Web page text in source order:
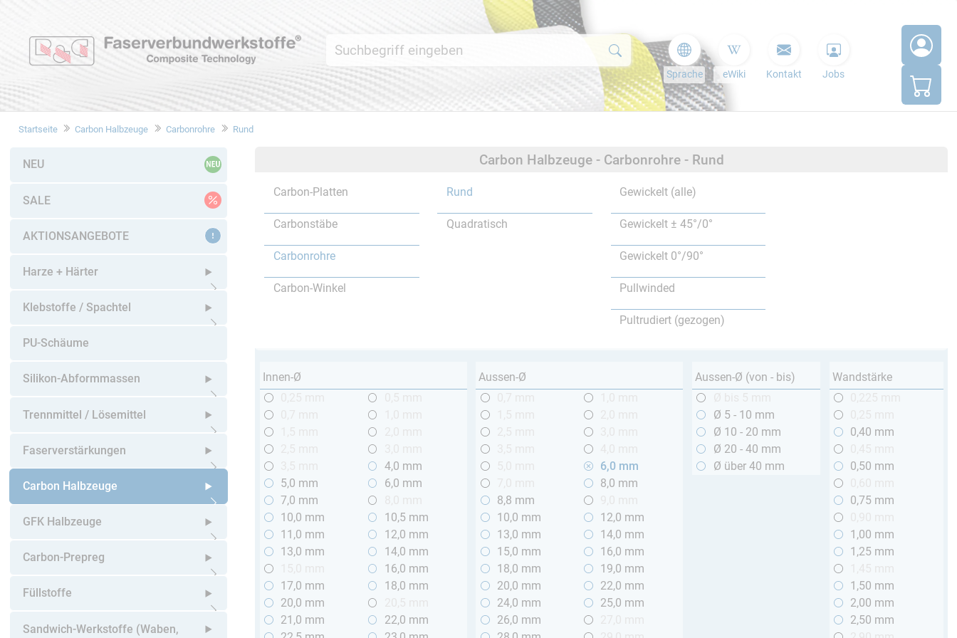
Sprache eWiki Kontakt Jobs
Startseite Carbon Halbzeuge Carbonrohre Rund
NEU
SALE
AKTIONSANGEBOTE
Harze + Härter
Untermenü öffnen
Klebstoffe / Spachtel
PU-Schäume
Silikon-Abformmassen
Untermenü öffnen
Trennmittel / Lösemittel
Untermenü öffnen
Faserverstärkungen
Untermenü öffnen
Carbon Halbzeuge
Untermenü öffnen
GFK Halbzeuge
Untermenü öffnen
Carbon-Prepreg
Untermenü öffnen
Füllstoffe
Untermenü öffnen
Sandwich-Werkstoffe (Waben,
Carbon Halbzeuge - Carbonrohre - Rund
Carbon-Platten
Carbonstäbe
Carbonrohre
Carbon-Winkel
Rund
Quadratisch
Gewickelt (alle)
Gewickelt ± 45°/0°
Gewickelt 0°/90°
Pullwinded
Pultrudiert (gezogen)
Innen-Ø
4,0 mm
5,0 mm
6,0 mm
7,0 mm
10,0 mm
10,5 mm
11,0 mm
12,0 mm
13,0 mm
14,0 mm
16,0 mm
17,0 mm
18,0 mm
20,0 mm
21,0 mm
22,0 mm
Aussen-Ø
6,0 mm
8,0 mm
8,8 mm
10,0 mm
12,0 mm
13,0 mm
14,0 mm
15,0 mm
16,0 mm
18,0 mm
19,0 mm
20,0 mm
22,0 mm
24,0 mm
25,0 mm
26,0 mm
Aussen-Ø (von - bis)
Ø 5 - 10 mm
Ø 10 - 20 mm
Ø 20 - 40 mm
Ø über 40 mm
Wandstärke
0,40 mm
0,50 mm
0,75 mm
1,00 mm
1,25 mm
1,50 mm
2,00 mm
2,50 mm